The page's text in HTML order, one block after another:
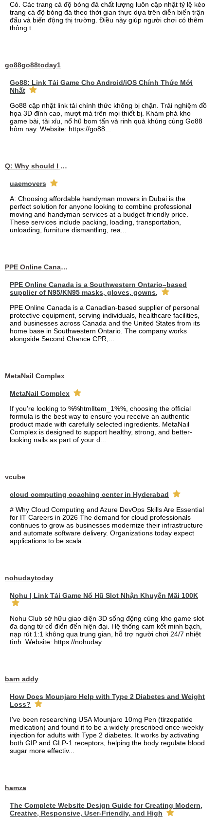
Có. Các trang cá độ bóng đá chất lượng luôn cập nhật tỷ lệ kèo
trang cá độ bóng đá theo thời gian thực dựa trên diễn biến trận
đấu và biến động thị trường. Điều này giúp người chơi có thêm
thông t...
go88go88today1
Go88: Link Tải Game Cho Android/iOS Chính Thức Mới
Nhất
Go88 cập nhật link tải chính thức không bị chặn. Trải nghiệm đồ
họa 3D đỉnh cao, mượt mà trên mọi thiết bị. Khám phá kho
game bài, tài xỉu, nổ hũ bom tấn và rinh quà khủng cùng Go88
hôm nay. Website: https://go88...
Q: Why should I choose affordable handyman movers in Dubai for my relocation and maintenance needs?
uaemovers
A: Choosing affordable handyman movers in Dubai is the
perfect solution for anyone looking to combine professional
moving and handyman services at a budget-friendly price.
These services include packing, loading, transportation,
unloading, furniture dismantling, rea...
PPE Online Canada – Bulk PPE Supplier | N95, Gloves, Masks & Medical Supplies
PPE Online Canada is a Southwestern Ontario–based
supplier of N95/KN95 masks, gloves, gowns,
PPE Online Canada is a Canadian-based supplier of personal
protective equipment, serving individuals, healthcare facilities,
and businesses across Canada and the United States from its
home base in Southwestern Ontario. The company works
alongside Second Chance CPR,...
MetaNail Complex
MetaNail Complex
If you're looking to %%htmlItem_1%%, choosing the official
formula is the best way to ensure you receive an authentic
product made with carefully selected ingredients. MetaNail
Complex is designed to support healthy, strong, and better-
looking nails as part of your d...
vcube
cloud computing coaching center in Hyderabad
# Why Cloud Computing and Azure DevOps Skills Are Essential
for IT Careers in 2026 The demand for cloud professionals
continues to grow as businesses modernize their infrastructure
and automate software delivery. Organizations today expect
applications to be scala...
nohudaytoday
Nohu | Link Tải Game Nổ Hũ Slot Nhận Khuyến Mãi 100K
Nohu Club sở hữu giao diện 3D sống động cùng kho game slot
đa dạng từ cổ điển đến hiện đại. Hệ thống cam kết minh bạch,
nạp rút 1:1 không qua trung gian, hỗ trợ người chơi 24/7 nhiệt
tình. Website: https://nohuday...
barn addy
How Does Mounjaro Help with Type 2 Diabetes and Weight
Loss?
I've been researching USA Mounjaro 10mg Pen (tirzepatide
medication) and found it to be a widely prescribed once-weekly
injection for adults with Type 2 diabetes. It works by activating
both GIP and GLP-1 receptors, helping the body regulate blood
sugar more effectiv...
hamza
The Complete Website Design Guide for Creating Modern,
Creative, Responsive, User-Friendly, and High